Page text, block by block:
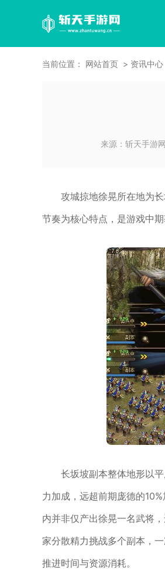
当前位置： 网站首页 资讯中心
来源： 斩天手游网
攻城掠地徐晃所在地为
节奏为核心特点，是游戏中
长坂坡副本整体地形以
力加成，远超前期庞德的
内并非仅产出徐晃一名武将
家分散精力挑战多个副本，
推进时间与资源消耗。